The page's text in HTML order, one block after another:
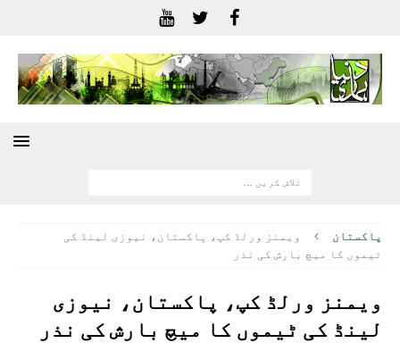
پاکستان
ویمنز ورلڈ کپ، پاکستان، نیوزی لینڈ کی
ٹیموں کا میچ بارش کی نذر
ویمنز ورلڈ کپ، پاکستان، نیوزی
لینڈ کی ٹیموں کا میچ بارش کی نذر